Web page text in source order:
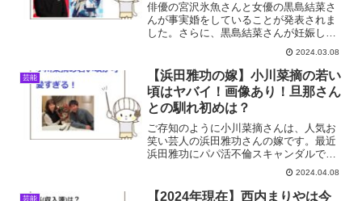
俳優の宮沢氷魚さんと女優の黒島結菜さ
んが事実婚をしていることが発表されま
した。さらに、黒島結菜さんが妊娠して
いることも明らかになりました。二人は
婚姻届を提出せず、共同生活を送りなが
ら子供を育てていくとコメントされてい
ます。黒島結菜さんと宮沢...
2024.03.08
芸能
【浜田雅功の嫁】小川菜摘の若い
頃はヤバイ！画像あり！旦那さん
との馴れ初めは？
ご存知のように小川菜摘さんは、人気お
笑い芸人の浜田雅功さんの嫁です。最近
浜田雅功にパパ活不倫スキャンダルで、
小川菜摘さんが注目を集めています。 小
川菜摘さんの若い頃はどんな顔？ パパ活
の不倫相手は小川菜摘さんの若い頃にも
2024.04.08
芸能
【2024年現在】西内まりやは今